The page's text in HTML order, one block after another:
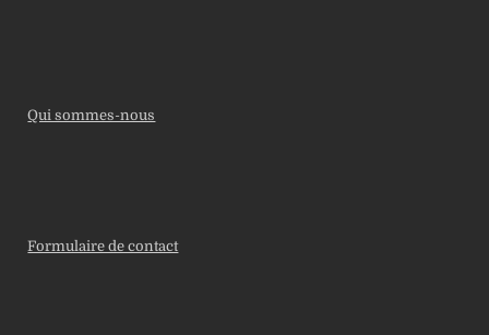
Qui sommes-nous
Formulaire de contact